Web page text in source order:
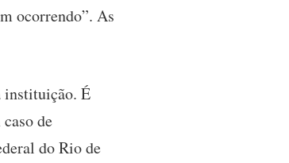
ocorrendo”. As
instituição. É
de
do Rio de